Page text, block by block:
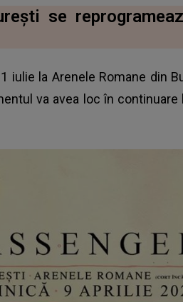
se
iulie la Arenele Romane din
va avea loc în continuare